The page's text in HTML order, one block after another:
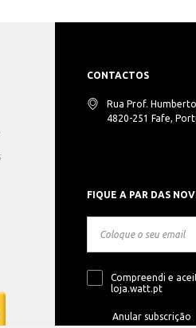
CONTACTOS
Rua Prof.
4820-251 Fafe,
FIQUE A PAR DAS
Compreendi e
loja.watt.pt
Anular subscrição